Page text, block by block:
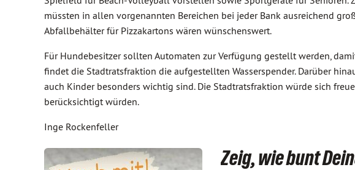
müssten in allen vorgenannten Bereichen bei jeder Bank ausreichend
Abfallbehälter für Pizzakartons wären wünschenswert.
Für Hundebesitzer sollten Automaten zur Verfügung gestellt werden,
findet die Stadtratsfraktion die aufgestellten Wasserspender. Darüber
auch Kinder besonders wichtig sind. Die Stadtratsfraktion würde sich
berücksichtigt würden.
Inge Rockenfeller
Zeig, wie bunt